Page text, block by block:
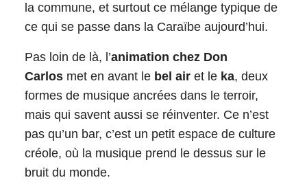
la commune, et surtout ce mélange typique de
ce qui se passe dans la Caraïbe aujourd’hui.
Pas loin de là, l’animation chez Don
Carlos met en avant le bel air et le ka, deux
formes de musique ancrées dans le terroir,
mais qui savent aussi se réinventer. Ce n’est
pas qu’un bar, c’est un petit espace de culture
créole, où la musique prend le dessus sur le
bruit du monde.